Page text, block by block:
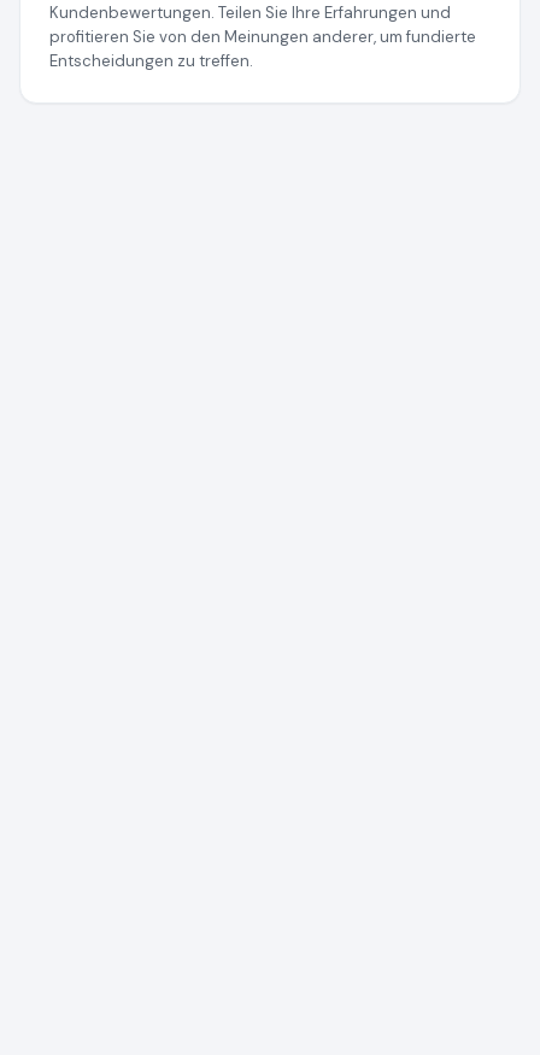
Kundenbewertungen. Teilen Sie Ihre Erfahrungen und
profitieren Sie von den Meinungen anderer, um fundierte
Entscheidungen zu treffen.